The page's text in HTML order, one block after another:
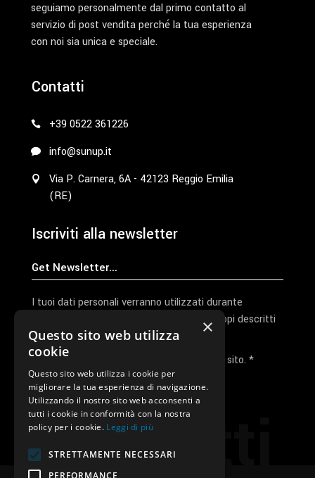
Contatti
seguiamo personalmente dal primo contatto al
servizio di post vendita perché la tua esperienza
con noi sia unica e speciale.
Contatti
+39 0522 361226
info@sunup.it
Via P. Carnera, 6A - 42123 Reggio Emilia
(RE)
Iscriviti alla newsletter
I tuoi dati personali verranno utilizzati durante
l'elaborazione della richiesta e per altri scopi descritti
nella nostraprivacy policy
Ho letto e accetto la privacy policy del sito. *
Invia I Dati
×
Questo sito web utilizza
cookie
Questo sito web utilizza i cookie per
migliorare la tua esperienza di navigazione.
Utilizzando il nostro sito web acconsenti a
tutti i cookie in conformità con la nostra
policy per i cookie. Leggi di più
STRETTAMENTE NECESSARI
PERFORMANCE